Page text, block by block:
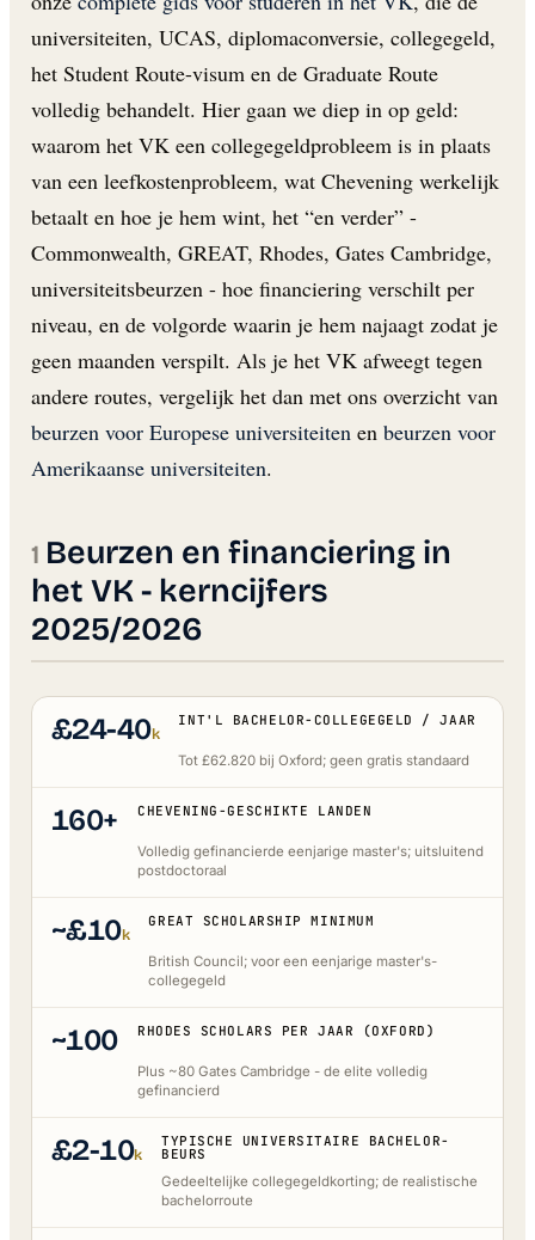
universiteiten, UCAS, diplomaconversie, collegegeld,
het Student Route-visum en de Graduate Route
volledig behandelt. Hier gaan we diep in op geld:
waarom het VK een collegegeldprobleem is in plaats
van een leefkostenprobleem, wat Chevening werkelijk
betaalt en hoe je hem wint, het “en verder” -
Commonwealth, GREAT, Rhodes, Gates Cambridge,
universiteitsbeurzen - hoe financiering verschilt per
niveau, en de volgorde waarin je hem najaagt zodat je
geen maanden verspilt. Als je het VK afweegt tegen
andere routes, vergelijk het dan met ons overzicht van
beurzen voor Europese universiteiten en beurzen voor
Amerikaanse universiteiten.
Beurzen en financiering in
het VK - kerncijfers
2025/2026
£24-40k
INT'L BACHELOR-COLLEGEGELD / JAAR
Tot £62.820 bij Oxford; geen gratis standaard
160+ CHEVENING-GESCHIKTE LANDEN
Volledig gefinancierde eenjarige master's; uitsluitend
postdoctoraal
~£10k
GREAT SCHOLARSHIP MINIMUM
British Council; voor een eenjarige master's-
collegegeld
~100 RHODES SCHOLARS PER JAAR (OXFORD)
Plus ~80 Gates Cambridge - de elite volledig
gefinancierd
£2-10k
TYPISCHE UNIVERSITAIRE BACHELOR-
BEURS
Gedeeltelijke collegegeldkorting; de realistische
bachelorroute